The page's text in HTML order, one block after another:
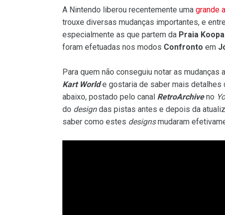
A Nintendo liberou recentemente uma grande
trouxe diversas mudanças importantes, e
especialmente as que partem da Praia
foram efetuadas nos modos Confronto em
Para quem não conseguiu notar as mudanças
Kart Worlde gostaria de saber mais detalhes
abaixo, postado pelo canal RetroArchiveno
do designdas pistas antes e depois da
saber como estes designsmudaram